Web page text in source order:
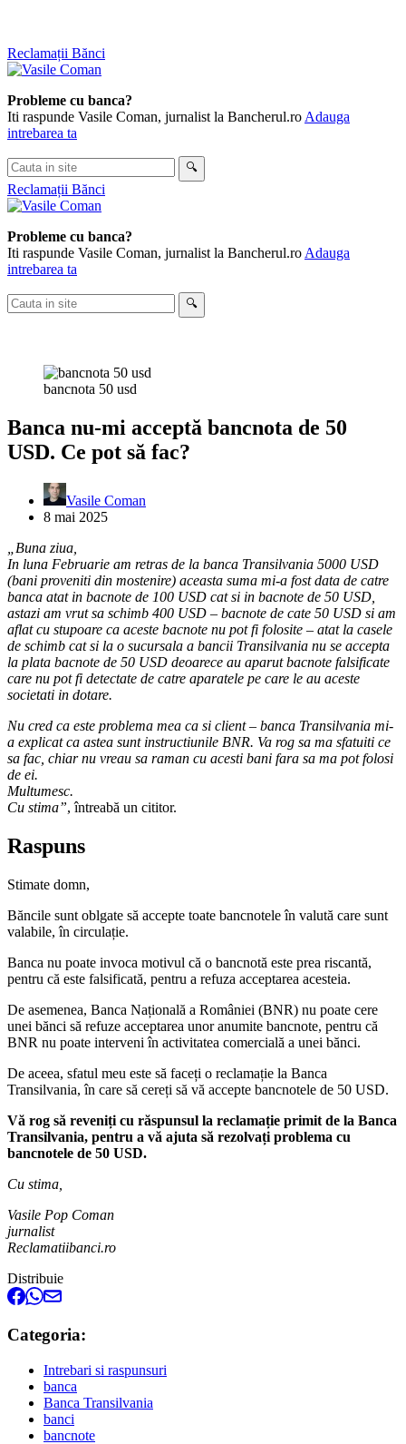
Sari
la
Reclamații Bănci
Probleme cu banca?
Iti raspunde Vasile Coman, jurnalist la Bancherul.ro Adauga
intrebarea ta
Cauta
in
site
🔍
Reclamații Bănci
Probleme cu banca?
Iti raspunde Vasile Coman, jurnalist la Bancherul.ro Adauga
intrebarea ta
Cauta
in
🔍
bancnota 50 usd
Banca nu-mi acceptă bancnota de 50
USD. Ce pot să fac?
Vasile Coman
8 mai 2025
„Buna ziua,
In luna Februarie am retras de la banca Transilvania 5000 USD
(bani proveniti din mostenire) aceasta suma mi-a fost data de catre
banca atat in bacnote de 100 USD cat si in bacnote de 50 USD,
astazi am vrut sa schimb 400 USD – bacnote de cate 50 USD si am
aflat cu stupoare ca aceste bacnote nu pot fi folosite – atat la casele
de schimb cat si la o sucursala a bancii Transilvania nu se accepta
la plata bacnote de 50 USD deoarece au aparut bacnote falsificate
care nu pot fi detectate de catre aparatele pe care le au aceste
societati in dotare.
Nu cred ca este problema mea ca si client – banca Transilvania mi-
a explicat ca astea sunt instructiunile BNR. Va rog sa ma sfatuiti ce
sa fac, chiar nu vreau sa raman cu acesti bani fara sa ma pot folosi
de ei.
Multumesc.
Cu stima”, întreabă un cititor.
Raspuns
Stimate domn,
Băncile sunt oblgate să accepte toate bancnotele în valută care sunt
valabile, în circulație.
Banca nu poate invoca motivul că o bancnotă este prea riscantă,
pentru că este falsificată, pentru a refuza acceptarea acesteia.
De asemenea, Banca Națională a României (BNR) nu poate cere
unei bănci să refuze acceptarea unor anumite bancnote, pentru că
BNR nu poate interveni în activitatea comercială a unei bănci.
De aceea, sfatul meu este să faceți o reclamație la Banca
Transilvania, în care să cereți să vă accepte bancnotele de 50 USD.
Vă rog să reveniți cu răspunsul la reclamație primit de la Banca
Transilvania, pentru a vă ajuta să rezolvați problema cu
bancnotele de 50 USD.
Cu stima,
Vasile Pop Coman
jurnalist
Reclamatiibanci.ro
Distribuie
Categoria:
Intrebari si raspunsuri
banca
Banca Transilvania
banci
bancnote